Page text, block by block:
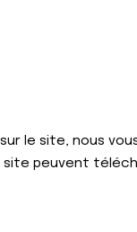
le site, nous
peuvent